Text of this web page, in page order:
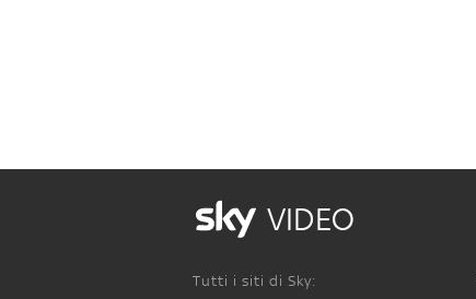
VIDEO
Tutti i siti di Sky: